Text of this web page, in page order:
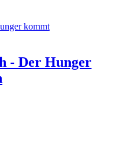
- Der Hunger